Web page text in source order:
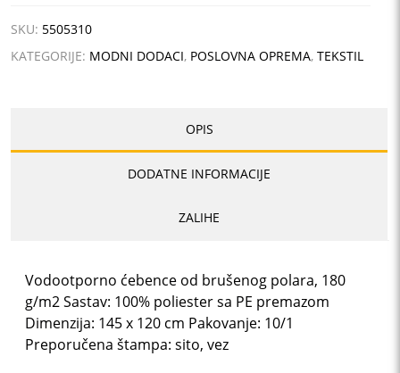
SKU: 5505310
KATEGORIJE: MODNI DODACI, POSLOVNA OPREMA, TEKSTIL
OPIS
DODATNE INFORMACIJE
ZALIHE
Vodootporno ćebence od brušenog polara, 180
g/m2 Sastav: 100% poliester sa PE premazom
Dimenzija: 145 x 120 cm Pakovanje: 10/1
Preporučena štampa: sito, vez